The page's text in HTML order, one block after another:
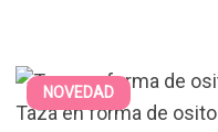
NOVEDAD
Taza en forma de osito